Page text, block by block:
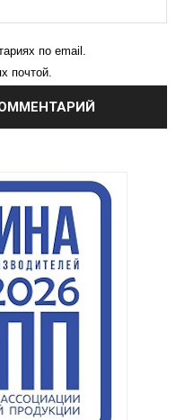
по email.
почтой.